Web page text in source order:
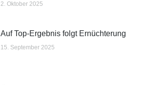
2. Oktober 2025
Auf Top-Ergebnis folgt Ernüchterung
15. September 2025